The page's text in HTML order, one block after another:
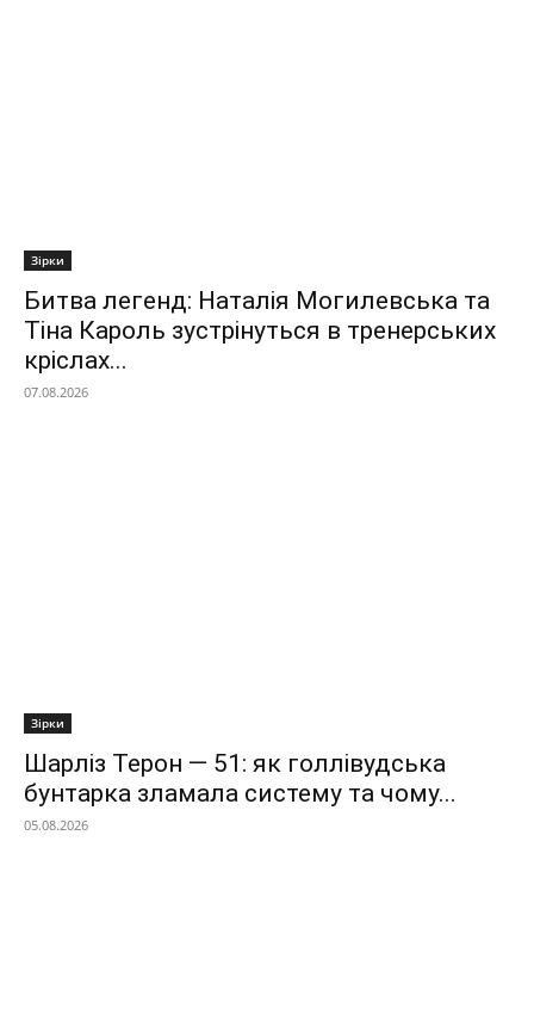
Зірки
Битва легенд: Наталія Могилевська та
Тіна Кароль зустрінуться в тренерських
кріслах...
07.08.2026
Зірки
Шарліз Терон — 51: як голлівудська
бунтарка зламала систему та чому...
05.08.2026